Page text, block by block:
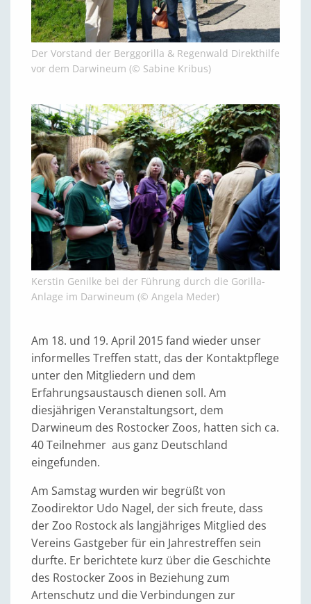
Der Vorstand der Berggorilla & Regenwald Direkthilfe
vor dem Darwineum (© Sabine Kribus)
Kerstin Genilke bei der Führung durch die Gorilla-
Anlage im Darwineum (© Angela Meder)
Am 18. und 19. April 2015 fand wieder unser
informelles Treffen statt, das der Kontaktpflege
unter den Mitgliedern und dem
Erfahrungsaustausch dienen soll. Am
diesjährigen Veranstaltungsort, dem
Darwineum des Rostocker Zoos, hatten sich ca.
40 Teilnehmer aus ganz Deutschland
eingefunden.
Am Samstag wurden wir begrüßt von
Zoodirektor Udo Nagel, der sich freute, dass
der Zoo Rostock als langjähriges Mitglied des
Vereins Gastgeber für ein Jahrestreffen sein
durfte. Er berichtete kurz über die Geschichte
des Rostocker Zoos in Beziehung zum
Artenschutz und die Verbindungen zur